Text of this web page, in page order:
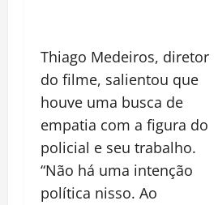
Thiago Medeiros, diretor
do filme, salientou que
houve uma busca de
empatia com a figura do
policial e seu trabalho.
“Não há uma intenção
política nisso. Ao